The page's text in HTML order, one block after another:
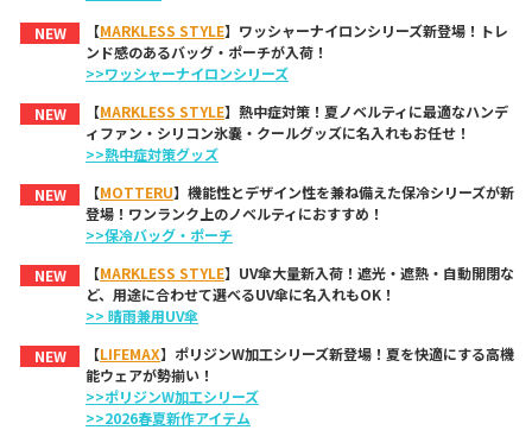
NEW
【MARKLESS STYLE】ワッシャーナイロンシリーズ新登場！トレ
ンド感のあるバッグ・ポーチが入荷！
>>ワッシャーナイロンシリーズ
NEW
【MARKLESS STYLE】熱中症対策！夏ノベルティに最適なハンデ
ィファン・シリコン氷嚢・クールグッズに名入れもお任せ！
>>熱中症対策グッズ
NEW
【MOTTERU】機能性とデザイン性を兼ね備えた保冷シリーズが新
登場！ワンランク上のノベルティにおすすめ！
>>保冷バッグ・ポーチ
NEW
【MARKLESS STYLE】UV傘大量新入荷！遮光・遮熱・自動開閉な
ど、用途に合わせて選べるUV傘に名入れもOK！
>> 晴雨兼用UV傘
NEW
【LIFEMAX】ポリジンW加工シリーズ新登場！夏を快適にする高機
能ウェアが勢揃い！
>>ポリジンW加工シリーズ
>>2026春夏新作アイテム